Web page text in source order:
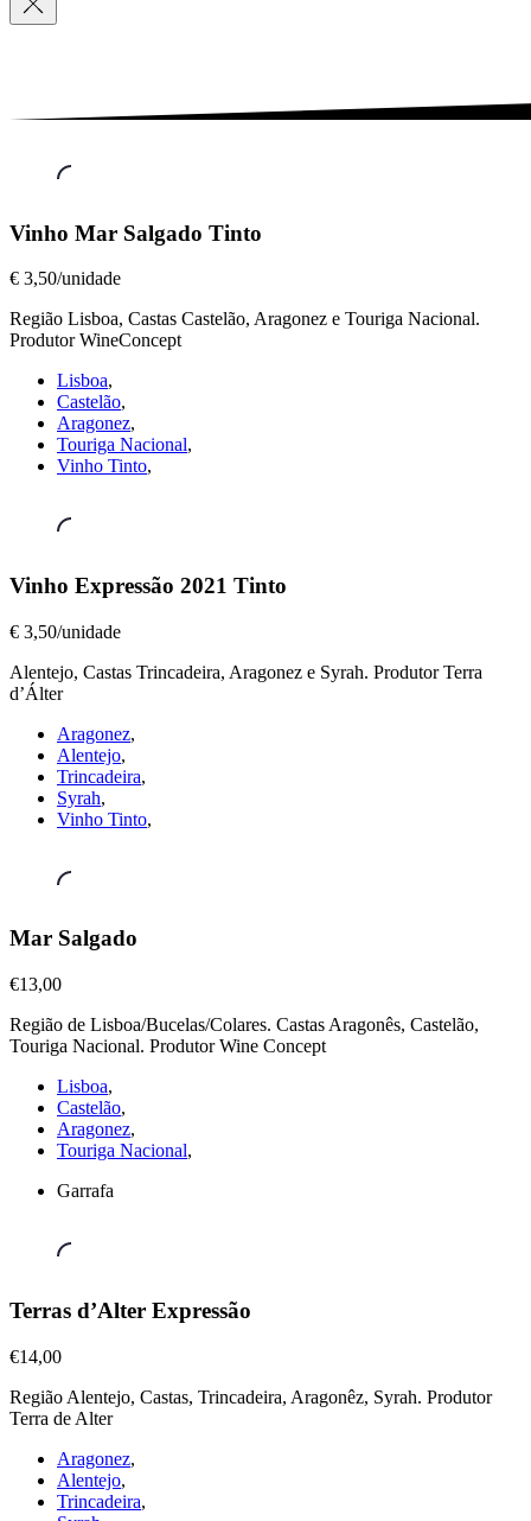
Navigation
Vinhos
a
Mar
Salgado
€
3,50/unidade
Vinho Mar Salgado Tinto
€ 3,50/unidade
Região Lisboa, Castas Castelão, Aragonez e Touriga Nacional.
Produtor WineConcept
Lisboa,
Castelão,
Aragonez,
Touriga Nacional,
Vinho Tinto,
a
Expressão
2021
€
3,50/unidade
Vinho Expressão 2021 Tinto
€ 3,50/unidade
Alentejo, Castas Trincadeira, Aragonez e Syrah. Produtor Terra
d’Álter
Aragonez,
Alentejo,
Trincadeira,
Syrah,
Vinho Tinto,
Vinhos
Tintos
Mar
€13,00
Mar Salgado
€13,00
Região de Lisboa/Bucelas/Colares. Castas Aragonês, Castelão,
Touriga Nacional. Produtor Wine Concept
Lisboa,
Castelão,
Aragonez,
Touriga Nacional,
Garrafa
Vinhos
Tintos,
Terras
Expressão
€14,00
Terras d’Alter Expressão
€14,00
Região Alentejo, Castas, Trincadeira, Aragonêz, Syrah. Produtor
Terra de Alter
Aragonez,
Alentejo,
Trincadeira,